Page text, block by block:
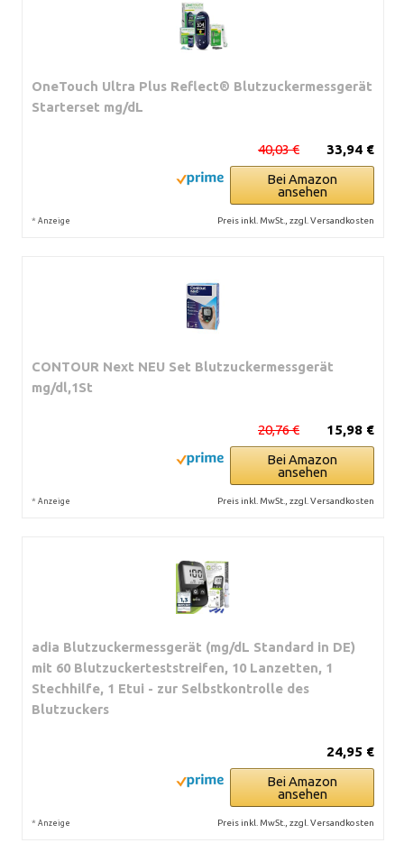
OneTouch Ultra Plus Reflect® Blutzuckermessgerät
Starterset mg/dL
33,94 €
40,03 €
Bei Amazon
ansehen
* Anzeige Preis inkl. MwSt., zzgl. Versandkosten
CONTOUR Next NEU Set Blutzuckermessgerät
mg/dl,1St
15,98 €
20,76 €
Bei Amazon
ansehen
* Anzeige Preis inkl. MwSt., zzgl. Versandkosten
adia Blutzuckermessgerät (mg/dL Standard in DE)
mit 60 Blutzuckerteststreifen, 10 Lanzetten, 1
Stechhilfe, 1 Etui - zur Selbstkontrolle des
Blutzuckers
24,95 €
Bei Amazon
ansehen
* Anzeige Preis inkl. MwSt., zzgl. Versandkosten